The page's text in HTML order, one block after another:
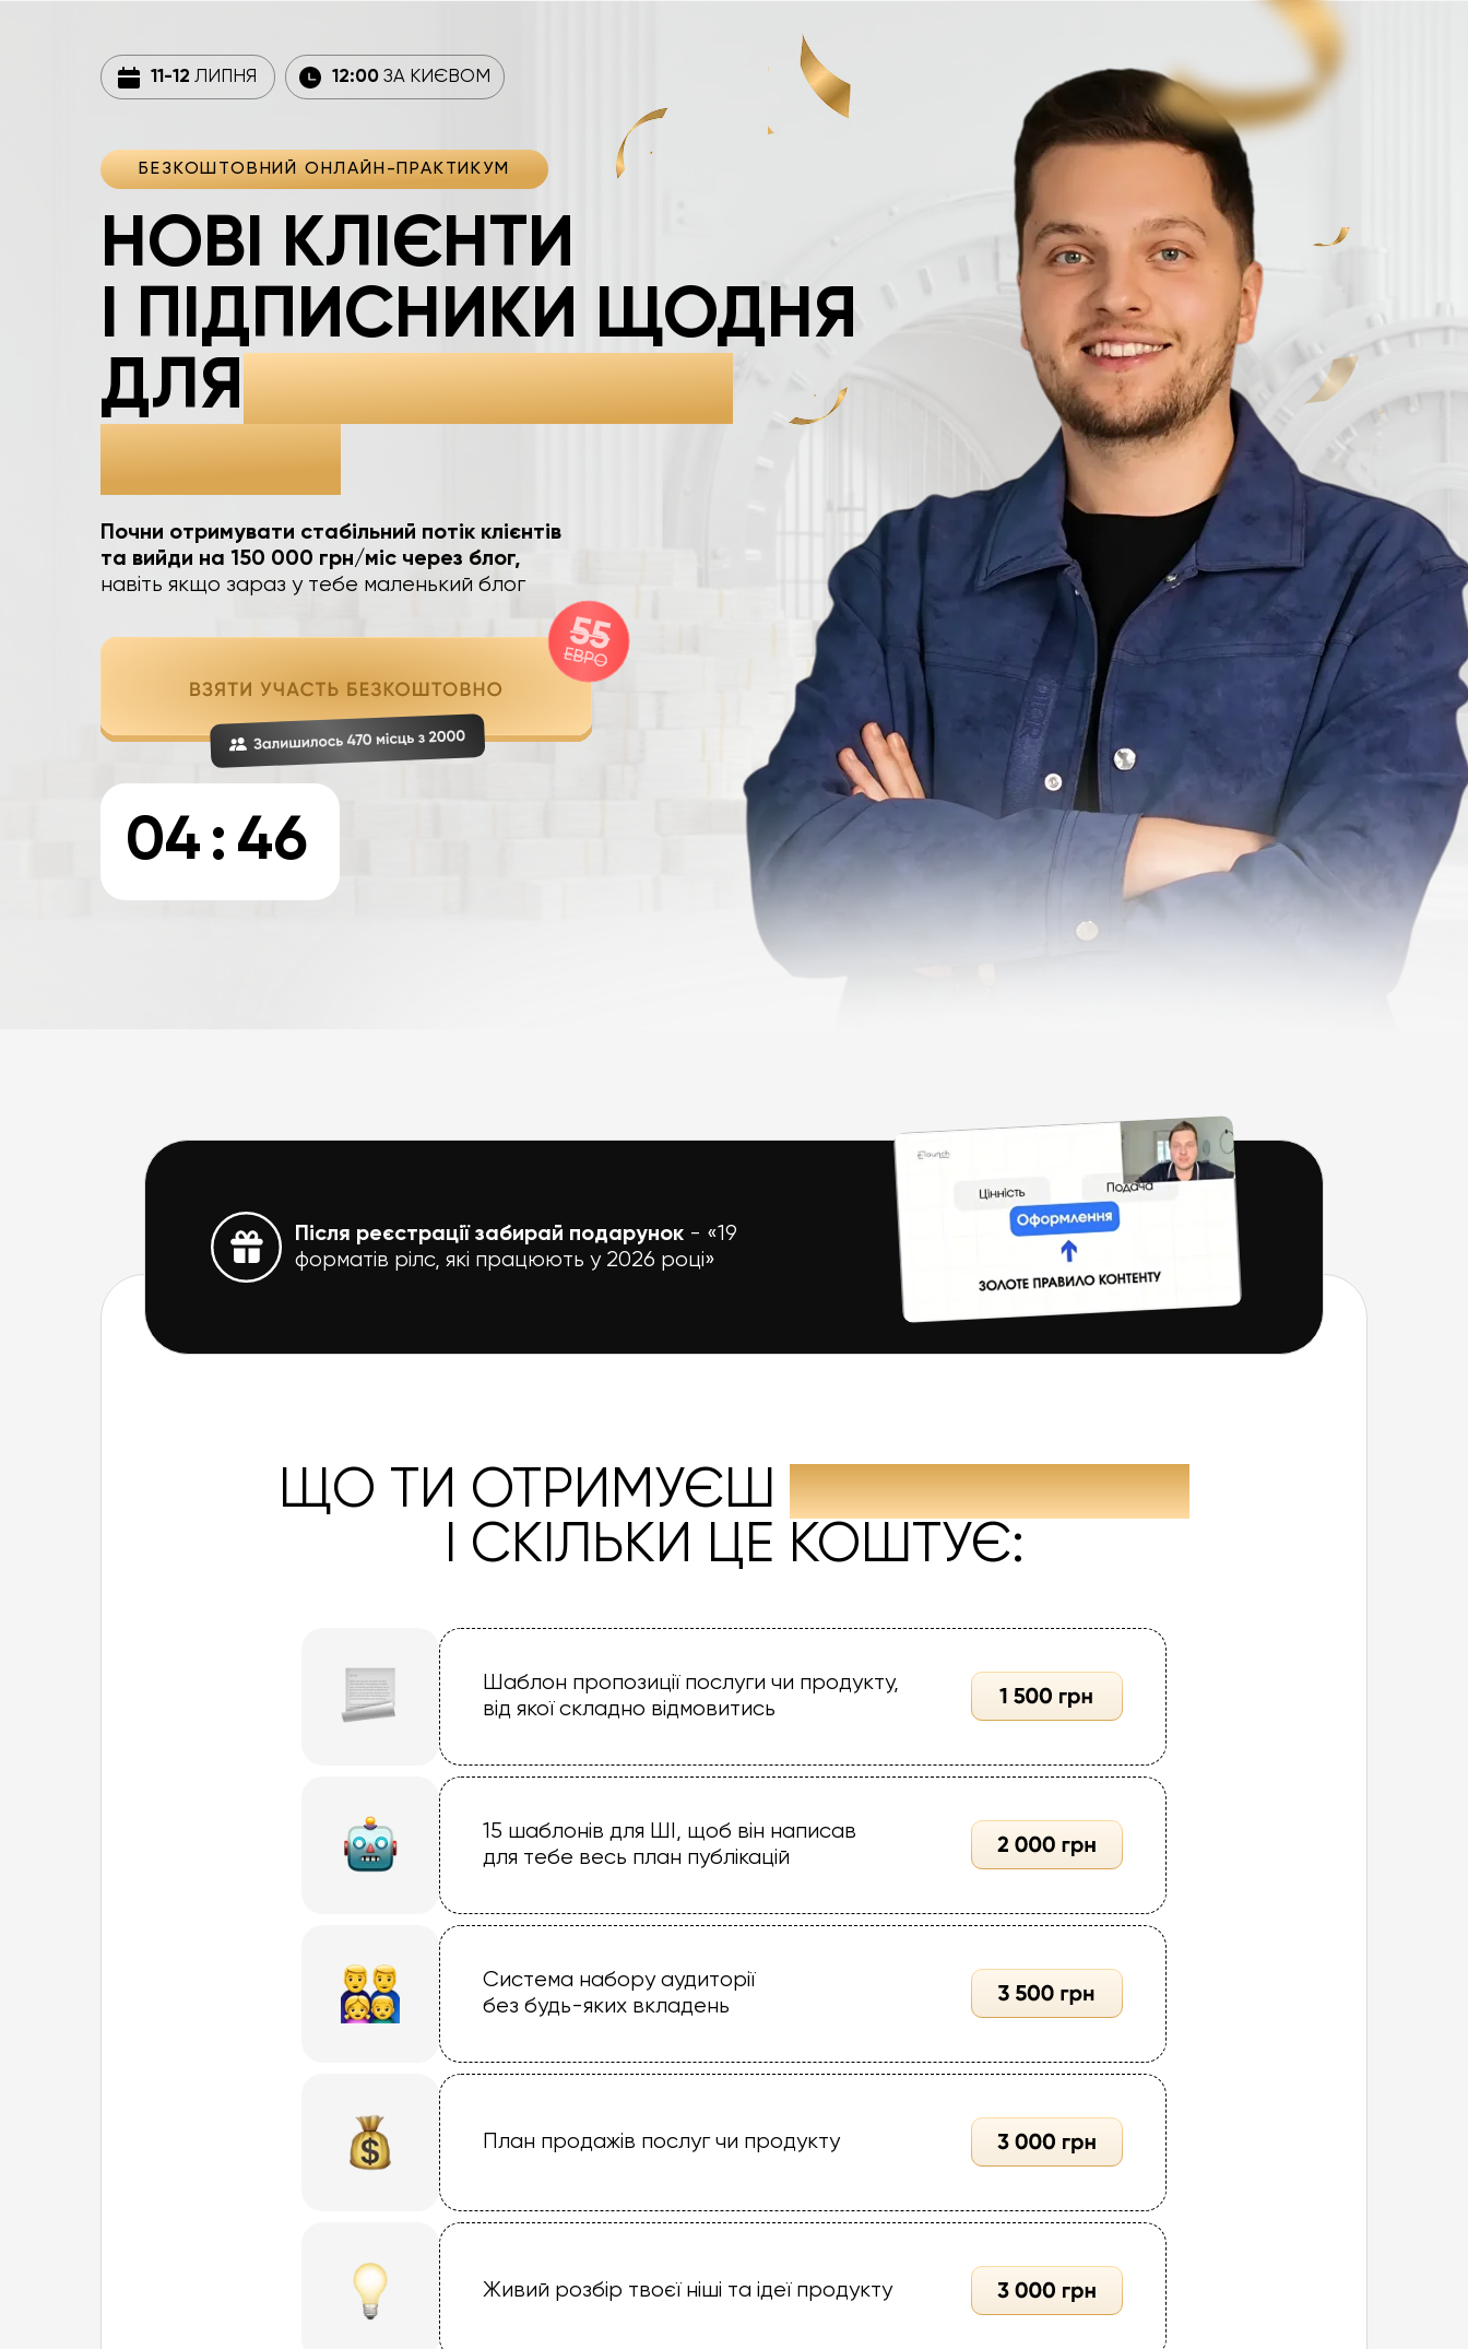
12:00 ЗА КИЄВОМ
11-12 ЛИПНЯ
НОВІ КЛІЄНТИ
І ПІДПИСНИКИ ЩОДНЯ
ДЛЯПСИХОЛОГІВ І
КОУЧІВ
Почни отримувати стабільний потік клієнтів
та вийди на 150 000 грн/міс через блог,
навіть якщо зараз у тебе маленький блог
04 45
:
БЕЗКОШТОВНИЙ ОНЛАЙН-ПРАКТИКУМ
ЩО ТИ ОТРИМУЄШ БЕЗКОШТОВНО
І СКІЛЬКИ ЦЕ КОШТУЄ:
Шаблон пропозиції послуги чи продукту,
від якої складно відмовитись
15 шаблонів для ШІ, щоб він написав
для тебе весь план публікацій
Система набору аудиторії
без будь-яких вкладень
План продажів послуг чи продукту
Живий розбір твоєї ніші та ідеї продукту
Після реєстрації забирай подарунок - «19
форматів рілс, які працюють у 2026 році»